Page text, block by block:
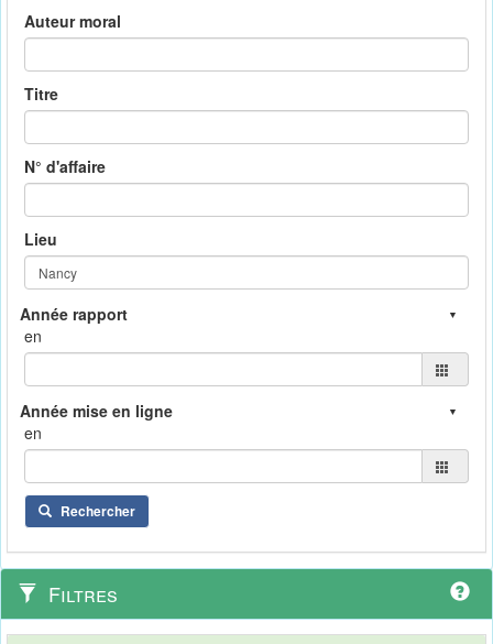
Auteur moral
Titre
N° d'affaire
Lieu
en
en
Rechercher
Filtres